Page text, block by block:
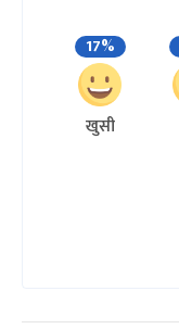
17%
खुसी